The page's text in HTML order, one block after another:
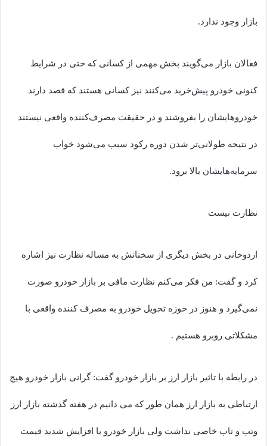
بازار وجود ندارد.
فعالان بازار می‌گویند بخش مهمی از کسانی که حتی در شرایط
کنونی خودرو پیش‌خرید می‌کنند نیز کسانی هستند که قصد دارند
خودروهایشان را بفروشند و در حقیقت مصرف‌کننده واقعی نیستند
در نتیجه طولانی‌تر شدن دوره رکود سبب می‌شود خواب
سرمایه‌هایشان بالا برود.
نظارت نیست
اردوخانی در بخش دیگری از سخنانش به مساله نظارت نیز اشاره
کرد و گفت: من فکر می‌کنم نظارت مافی بر بازار خودرو صورت
نمی‌گیرد و هنوز در حوزه تحویل خودرو به مصرف کننده واقعی با
مشکلاتی روبرو هستیم .
در رابطه با تاثیر بازار ارز بر بازار خودرو گفت: گرانی بازار خودرو هیچ
ارتباطی به بازار ارز همان طور که می دانیم در هفته گذشته بازار ارز
وتب و تاب خاصی نداشت ولی بازار خودرو با افزایش شدید قیمت